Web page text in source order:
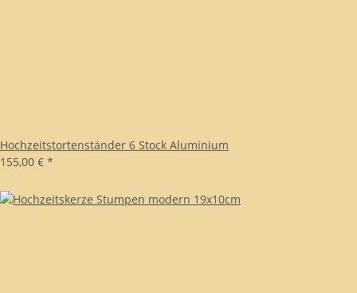
Hochzeitstortenständer 6 Stock Aluminium
155,00 € *